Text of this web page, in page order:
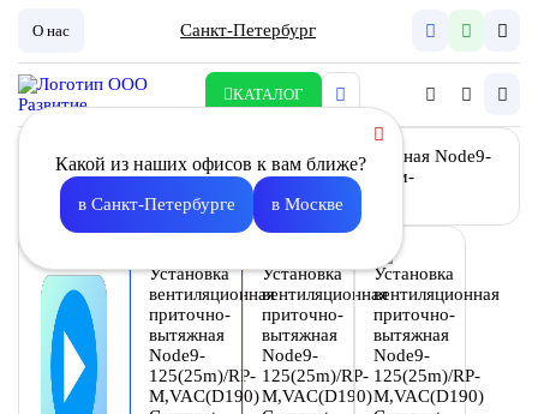
О нас Санкт-Петербург
КАТАЛОГ
Какой из наших офисов к вам ближе?
в Санкт-Петербурге в Москве